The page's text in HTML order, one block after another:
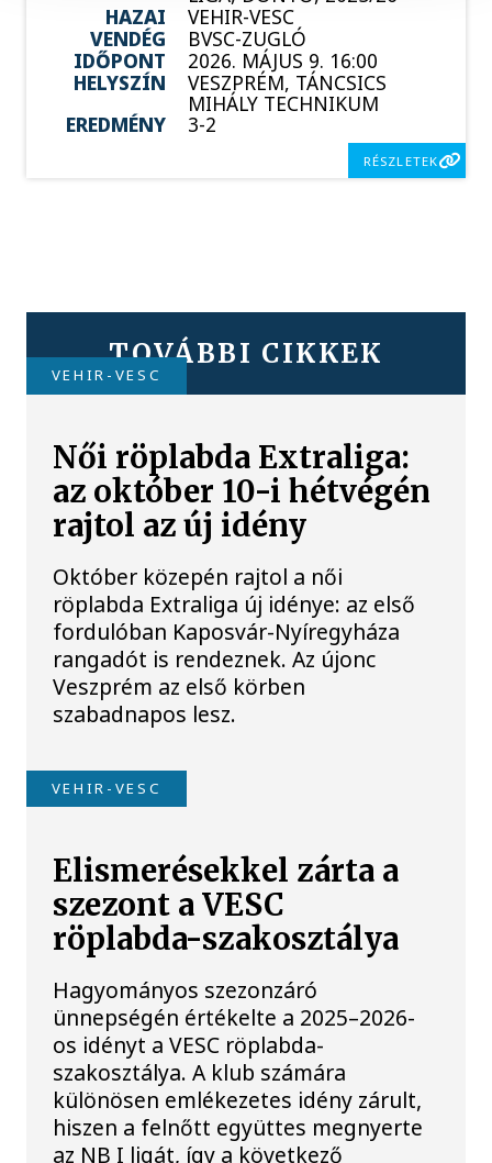
HAZAI
VEHIR-VESC
VENDÉG
BVSC-ZUGLÓ
IDŐPONT
2026. MÁJUS 9. 16:00
HELYSZÍN
VESZPRÉM, TÁNCSICS
MIHÁLY TECHNIKUM
EREDMÉNY
3-2
RÉSZLETEK
TOVÁBBI CIKKEK
VEHIR-VESC
Női röplabda Extraliga:
az október 10-i hétvégén
rajtol az új idény
Október közepén rajtol a női
röplabda Extraliga új idénye: az első
fordulóban Kaposvár-Nyíregyháza
rangadót is rendeznek. Az újonc
Veszprém az első körben
szabadnapos lesz.
VEHIR-VESC
Elismerésekkel zárta a
szezont a VESC
röplabda-szakosztálya
Hagyományos szezonzáró
ünnepségén értékelte a 2025–2026-
os idényt a VESC röplabda-
szakosztálya. A klub számára
különösen emlékezetes idény zárult,
hiszen a felnőtt együttes megnyerte
az NB I ligát, így a következő